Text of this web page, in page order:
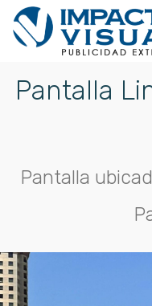
Pantalla
Pantalla